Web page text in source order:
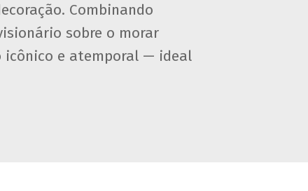
Combinando
sobre o morar
e atemporal — ideal